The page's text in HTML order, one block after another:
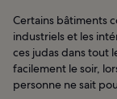
Certains bâtiments
industriels et les
ces judas dans tout
facilement le soir,
personne ne sait